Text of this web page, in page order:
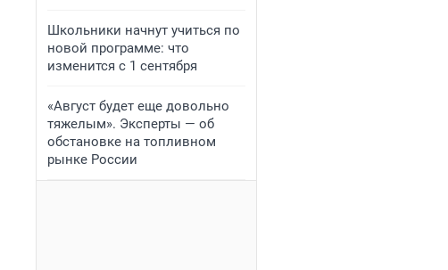
Школьники начнут учиться по
новой программе: что
изменится с 1 сентября
«Август будет еще довольно
тяжелым». Эксперты — об
обстановке на топливном
рынке России